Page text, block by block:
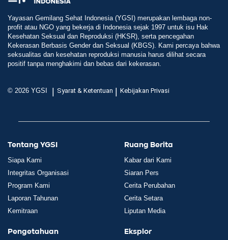
Yayasan Gemilang Sehat Indonesia (YGSI) merupakan lembaga non-
profit atau NGO yang bekerja di Indonesia sejak 1997 untuk isu Hak
Kesehatan Seksual dan Reproduksi (HKSR), serta pencegahan
Kekerasan Berbasis Gender dan Seksual (KBGS). Kami percaya bahwa
seksualitas dan kesehatan reproduksi manusia harus dilihat secara
positif tanpa menghakimi dan bebas dari kekerasan.
© 2026 YGSI | Syarat & Ketentuan | Kebijakan Privasi
Tentang YGSI
Siapa Kami
Integritas Organisasi
Program Kami
Laporan Tahunan
Kemitraan
Ruang Berita
Kabar dari Kami
Siaran Pers
Cerita Perubahan
Cerita Setara
Liputan Media
Pengetahuan Eksplor